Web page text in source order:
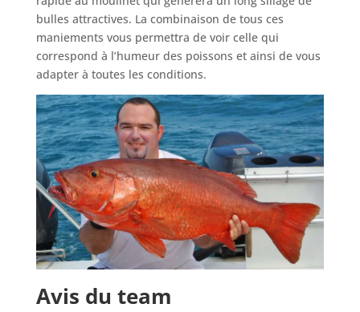
bulles attractives. La combinaison de tous ces
maniements vous permettra de voir celle qui
correspond à l’humeur des poissons et ainsi de vous
adapter à toutes les conditions.
Avis du team